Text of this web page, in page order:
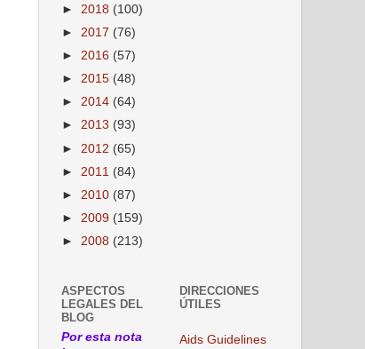
► 2018 (100)
► 2017 (76)
► 2016 (57)
► 2015 (48)
► 2014 (64)
► 2013 (93)
► 2012 (65)
► 2011 (84)
► 2010 (87)
► 2009 (159)
► 2008 (213)
ASPECTOS
LEGALES DEL
BLOG
Por esta nota
DIRECCIONES
ÚTILES
Aids Guidelines